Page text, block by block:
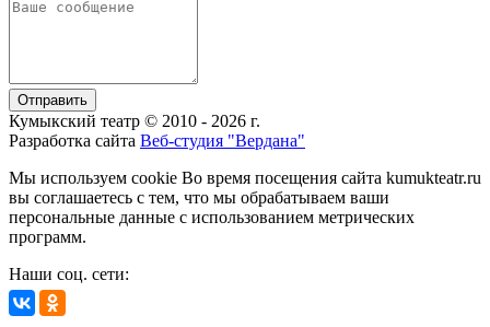
Отправить
Кумыкский театр © 2010 - 2026 г.
Разработка сайта Веб-студия "Вердана"
Мы используем cookie Во время посещения сайта kumukteatr.ru
вы соглашаетесь с тем, что мы обрабатываем ваши
персональные данные с использованием метрических
программ.
Наши соц. сети: